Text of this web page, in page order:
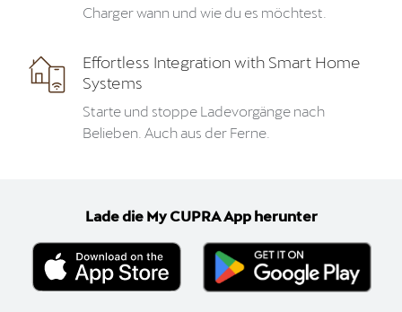
Charger wann und wie du es möchtest.
Effortless Integration with Smart Home
Systems
Starte und stoppe Ladevorgänge nach
Belieben. Auch aus der Ferne.
Lade die My CUPRA App herunter